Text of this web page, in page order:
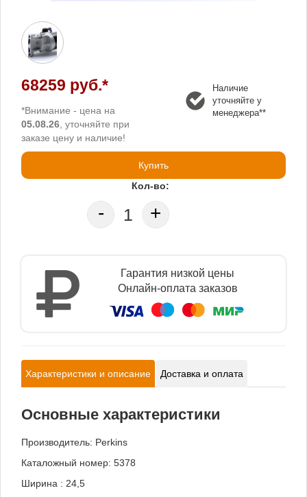
68259 руб.*
*Внимание - цена на
05.08.26 , уточняйте при
заказе цену и наличие!
Наличие
уточняйте у
менеджера**
Купить
Кол-во:
- +
Гарантия низкой цены
Онлайн-оплата заказов
Характеристики и описание Доставка и оплата
Основные характеристики
Производитель: Perkins
Каталожный номер: 5378
Ширина : 24,5